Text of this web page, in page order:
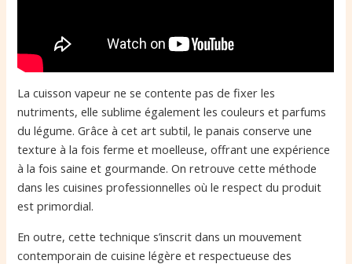
La cuisson vapeur ne se contente pas de fixer les
nutriments, elle sublime également les couleurs et parfums
du légume. Grâce à cet art subtil, le panais conserve une
texture à la fois ferme et moelleuse, offrant une expérience
à la fois saine et gourmande. On retrouve cette méthode
dans les cuisines professionnelles où le respect du produit
est primordial.
En outre, cette technique s’inscrit dans un mouvement
contemporain de cuisine légère et respectueuse des